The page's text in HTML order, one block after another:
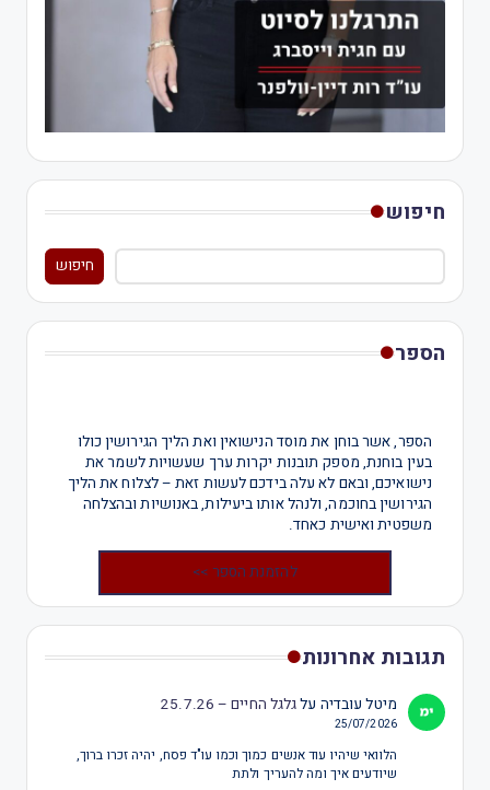
חיפוש
חיפוש
הספר
הספר, אשר בוחן את מוסד הנישואין ואת הליך הגירושין כולו
בעין בוחנת, מספק תובנות יקרות ערך שעשויות לשמר את
נישואיכם, ובאם לא עלה בידכם לעשות זאת – לצלוח את הליך
הגירושין בחוכמה, ולנהל אותו ביעילות, באנושיות ובהצלחה
משפטית ואישית כאחד.
להזמנת הספר >>
תגובות אחרונות
מיטל עובדיה עלגלגל החיים – 25.7.26
25/07/2026
הלוואי שיהיו עוד אנשים כמוך וכמו עו"ד פסח, יהיה זכרו ברוך,
שיודעים איך ומה להעריך ולתת